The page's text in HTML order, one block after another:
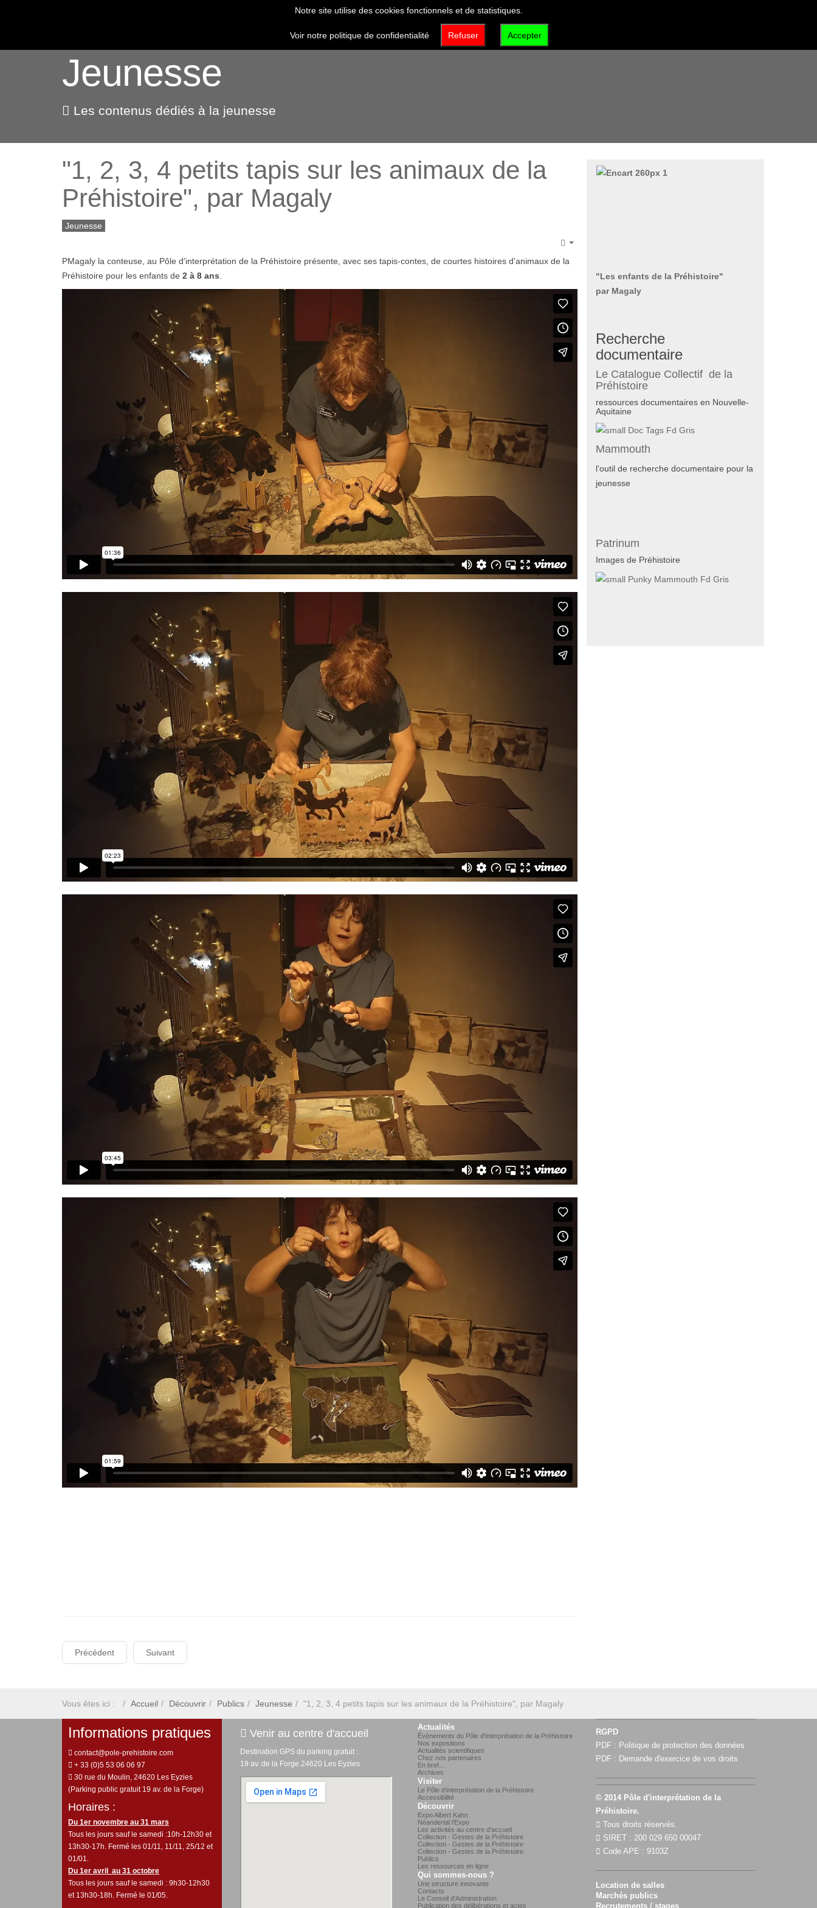
VISITER DÉCOUVRIR QUI SOMMES-NOUS ?
Jeunesse
Les contenus dédiés à la jeunesse
"1, 2, 3, 4 petits tapis sur les animaux de la
Préhistoire", par Magaly
Jeunesse
PMagaly la conteuse, au Pôle d'interprétation de la Préhistoire présente, avec ses tapis-contes, de courtes histoires d'animaux de la
Préhistoire pour les enfants de 2 à 8 ans
Précédent Suivant
"Les enfants de la Préhistoire"
par Magaly
Recherche
documentaire
Le Catalogue Collectif de la
Préhistoire
ressources documentaires en Nouvelle-
Aquitaine
Mammouth
l'outil de recherche documentaire pour la
jeunesse
Patrinum
Images de Préhistoire
Vous êtes ici : Accueil Découvrir Publics Jeunesse "1, 2, 3, 4 petits tapis sur les animaux de la Préhistoire", par Magaly
Informations pratiques
contact@pole-prehistoire.com
+ 33 (0)5 53 06 06 97
30 rue du Moulin, 24620 Les Eyzies
(Parking public gratuit 19 av. de la Forge)
Horaires :
Du 1er novembre au 31 mars
Tous les jours sauf le samedi :10h-12h30 et
13h30-17h. Fermé les 01/11, 11/11, 25/12 et
01/01.
Du 1er avril au 31 octobre
Tous les jours sauf le samedi : 9h30-12h30
et 13h30-18h. Fermé le 01/05.
Venir au centre d'accueil
Destination GPS du parking gratuit :
19 av. de la Forge 24620 Les Eyzies
Actualités
Événements du Pôle d'interprétation de la Préhistoire
Nos expositions
Actualités scientifiques
Chez nos partenaires
En bref...
Archives
Visiter
Le Pôle d'interprétation de la Préhistoire
Accessibilité
Découvrir
Expo Albert Kahn
Néandertal l'Expo
Les activités au centre d'accueil
Collection - Gestes de la Préhistoire
Collection - Gestes de la Préhistoire
Collection - Gestes de la Préhistoire
Publics
Les ressources en ligne
Qui sommes-nous ?
Une structure innovante
Contacts
Le Conseil d'Administration
Publication des délibérations et actes
RGPD
PDF : Politique de protection des données
PDF : Demande d'exercice de vos droits
© 2014 Pôle d'interprétation de la
Préhistoire.
Tous droits réservés.
SIRET : 200 029 650 00047
Code APE : 9103Z
Location de salles
Marchés publics
Recrutements / stages
Notre site utilise des cookies fonctionnels et de statistiques.
Voir notre politique de confidentialité Refuser Accepter